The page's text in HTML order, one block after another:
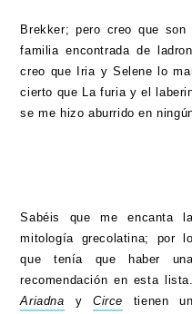
Brekker; pero creo que
familia encontrada de
creo que Iria y Selene lo
cierto que La furia y el
se me hizo aburrido en
Sabéis que me encanta
mitología grecolatina; por lo
que tenía que haber
recomendación en esta lista.
Ariadna
y Circe
tienen un